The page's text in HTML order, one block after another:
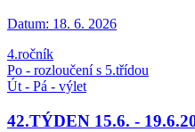
Datum: 18. 6. 2026
4.ročník
Po - rozloučení s 5.třídou
Út - Pá - výlet
42.TÝDEN 15.6. -